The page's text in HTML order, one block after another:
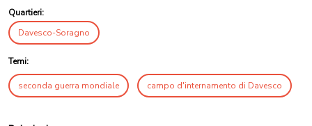
Quartieri:
Davesco-Soragno
Temi:
seconda guerra mondiale campo d'internamento di Davesco